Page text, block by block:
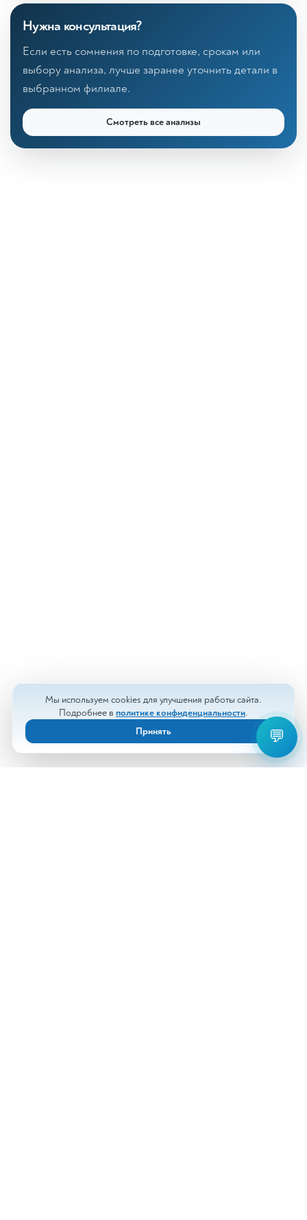
Нужна консультация?
Если есть сомнения по подготовке, срокам или
выбору анализа, лучше заранее уточнить детали в
выбранном филиале.
Смотреть все анализы
Мы используем cookies для улучшения работы сайта.
Подробнее в политике конфиденциальности.
Принять
💬